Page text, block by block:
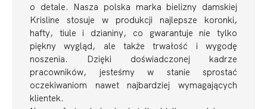
o detale. Nasza polska marka bielizny damskiej
Krisline stosuje w produkcji najlepsze koronki,
hafty, tiule i dzianiny, co gwarantuje nie tylko
piękny wygląd, ale także trwałość i wygodę
noszenia. Dzięki doświadczonej kadrze
pracowników, jesteśmy w stanie sprostać
oczekiwaniom nawet najbardziej wymagających
klientek.